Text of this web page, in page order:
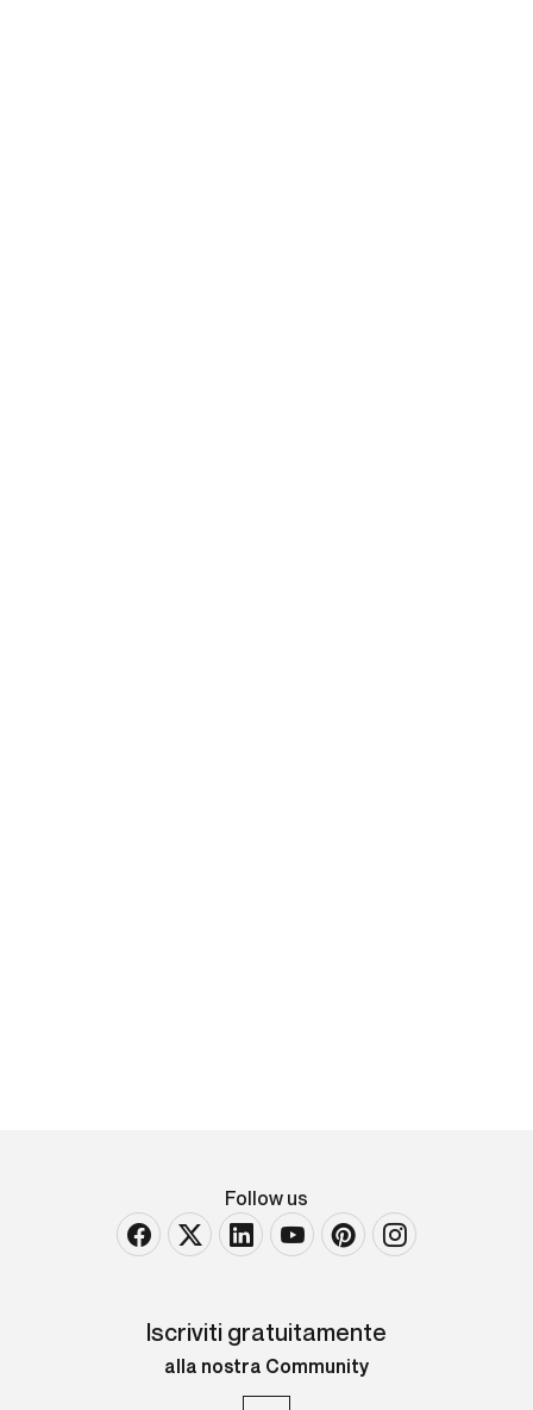
Follow us
Iscriviti gratuitamente
alla nostra Community